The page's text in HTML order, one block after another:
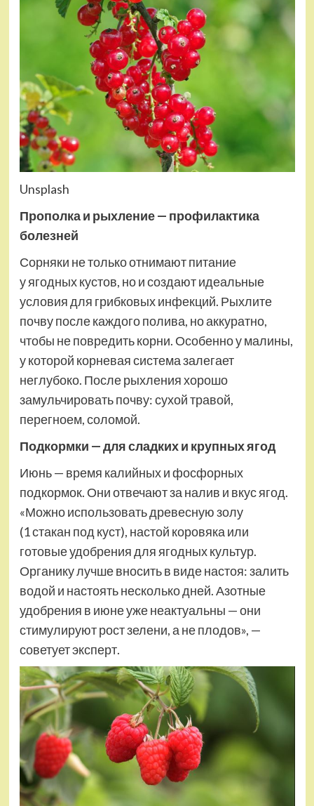
Unsplash
Прополка и рыхление — профилактика
болезней
Сорняки не только отнимают питание
у ягодных кустов, но и создают идеальные
условия для грибковых инфекций. Рыхлите
почву после каждого полива, но аккуратно,
чтобы не повредить корни. Особенно у малины,
у которой корневая система залегает
неглубоко. После рыхления хорошо
замульчировать почву: сухой травой,
перегноем, соломой.
Подкормки — для сладких и крупных ягод
Июнь — время калийных и фосфорных
подкормок. Они отвечают за налив и вкус ягод.
«Можно использовать древесную золу
(1 стакан под куст), настой коровяка или
готовые удобрения для ягодных культур.
Органику лучше вносить в виде настоя: залить
водой и настоять несколько дней. Азотные
удобрения в июне уже неактуальны — они
стимулируют рост зелени, а не плодов», —
советует эксперт.